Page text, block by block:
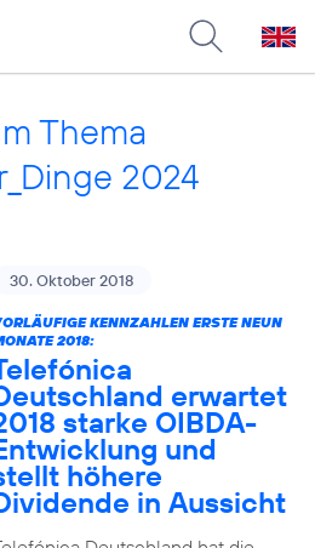
Thema
2024
30. Oktober 2018
KENNZAHLEN ERSTE NEUN
2018:
erwartet
starke OIBDA-
und
höhere
in Aussicht